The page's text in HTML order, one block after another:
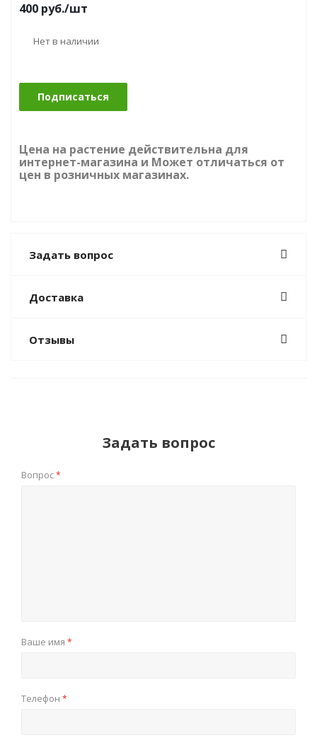
400 руб./шт
Нет в наличии
Подписаться
Цена на растение действительна для
интернет-магазина и Может отличаться от
цен в розничных магазинах.
Задать вопрос
Доставка
Отзывы
Задать вопрос
Вопрос*
Ваше имя *
Телефон *